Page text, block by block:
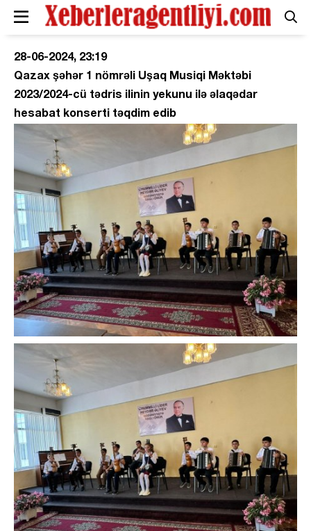
28-06-2024, 23:19
Qazax şəhər 1 nömrəli Uşaq Musiqi Məktəbi
2023/2024-cü tədris ilinin yekunu ilə əlaqədar
hesabat konserti təqdim edib